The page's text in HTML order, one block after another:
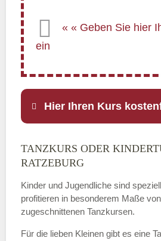
Hier Ihren Kurs
Name
E-Mail*
TANZKURS ODER
RATZEBURG
Kinder und Jugendliche sind
profitieren in besonderem Maße
zugeschnittenen Tanzkursen.
Für die lieben Kleinen gibt es eine